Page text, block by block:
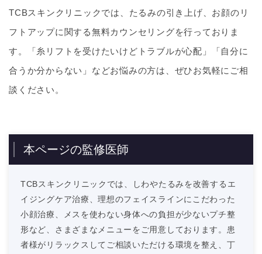
TCBスキンクリニックでは、たるみの引き上げ、お顔のリ
フトアップに関する無料カウンセリングを行っておりま
す。「糸リフトを受けたいけどトラブルが心配」「自分に
合うか分からない」などお悩みの方は、ぜひお気軽にご相
談ください。
本ページの監修医師
TCBスキンクリニックでは、しわやたるみを改善するエ
イジングケア治療、理想のフェイスラインにこだわった
小顔治療、メスを使わない身体への負担が少ないプチ整
形など、さまざまなメニューをご用意しております。患
者様がリラックスしてご相談いただける環境を整え、丁